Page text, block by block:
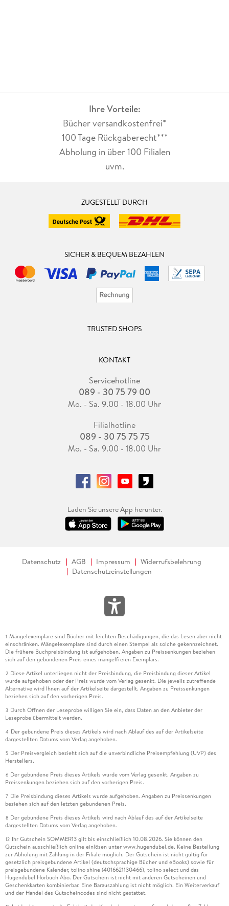
Ihre Vorteile:
Bücher versandkostenfrei*
100 Tage Rückgaberecht***
Abholung in über 100 Filialen
uvm.
ZUGESTELLT DURCH
SICHER & BEQUEM BEZAHLEN
TRUSTED SHOPS
KONTAKT
Servicehotline
089 - 30 75 79 00
Mo. - Sa. 9.00 - 18.00 Uhr
Filialhotline
089 - 30 75 75 75
Mo. - Sa. 9.00 - 18.00 Uhr
Laden Sie unsere App herunter.
Datenschutz AGB Impressum
Widerrufsbelehrung
Datenschutzeinstellungen
1 Mängelexemplare sind Bücher mit leichten Beschädigungen, die das Lesen aber nicht
einschränken. Mängelexemplare sind durch einen Stempel als solche gekennzeichnet.
Die frühere Buchpreisbindung ist aufgehoben. Angaben zu Preissenkungen beziehen
sich auf den gebundenen Preis eines mangelfreien Exemplars.
2 Diese Artikel unterliegen nicht der Preisbindung, die Preisbindung dieser Artikel
wurde aufgehoben oder der Preis wurde vom Verlag gesenkt. Die jeweils zutreffende
Alternative wird Ihnen auf der Artikelseite dargestellt. Angaben zu Preissenkungen
beziehen sich auf den vorherigen Preis.
3 Durch Öffnen der Leseprobe willigen Sie ein, dass Daten an den Anbieter der
Leseprobe übermittelt werden.
4 Der gebundene Preis dieses Artikels wird nach Ablauf des auf der Artikelseite
dargestellten Datums vom Verlag angehoben.
5 Der Preisvergleich bezieht sich auf die unverbindliche Preisempfehlung (UVP) des
Herstellers.
6 Der gebundene Preis dieses Artikels wurde vom Verlag gesenkt. Angaben zu
Preissenkungen beziehen sich auf den vorherigen Preis.
7 Die Preisbindung dieses Artikels wurde aufgehoben. Angaben zu Preissenkungen
beziehen sich auf den letzten gebundenen Preis.
8 Der gebundene Preis dieses Artikels wird nach Ablauf des auf der Artikelseite
dargestellten Datums vom Verlag angehoben.
12 Ihr Gutschein SOMMER13 gilt bis einschließlich 10.08.2026. Sie können den
Gutschein ausschließlich online einlösen unter www.hugendubel.de. Keine Bestellung
zur Abholung mit Zahlung in der Filiale möglich. Der Gutschein ist nicht gültig für
gesetzlich preisgebundene Artikel (deutschsprachige Bücher und eBooks) sowie für
preisgebundene Kalender, tolino shine (4016621130466), tolino select und das
Hugendubel Hörbuch Abo. Der Gutschein ist nicht mit anderen Gutscheinen und
Geschenkkarten kombinierbar. Eine Barauszahlung ist nicht möglich. Ein Weiterverkauf
und der Handel des Gutscheincodes sind nicht gestattet.